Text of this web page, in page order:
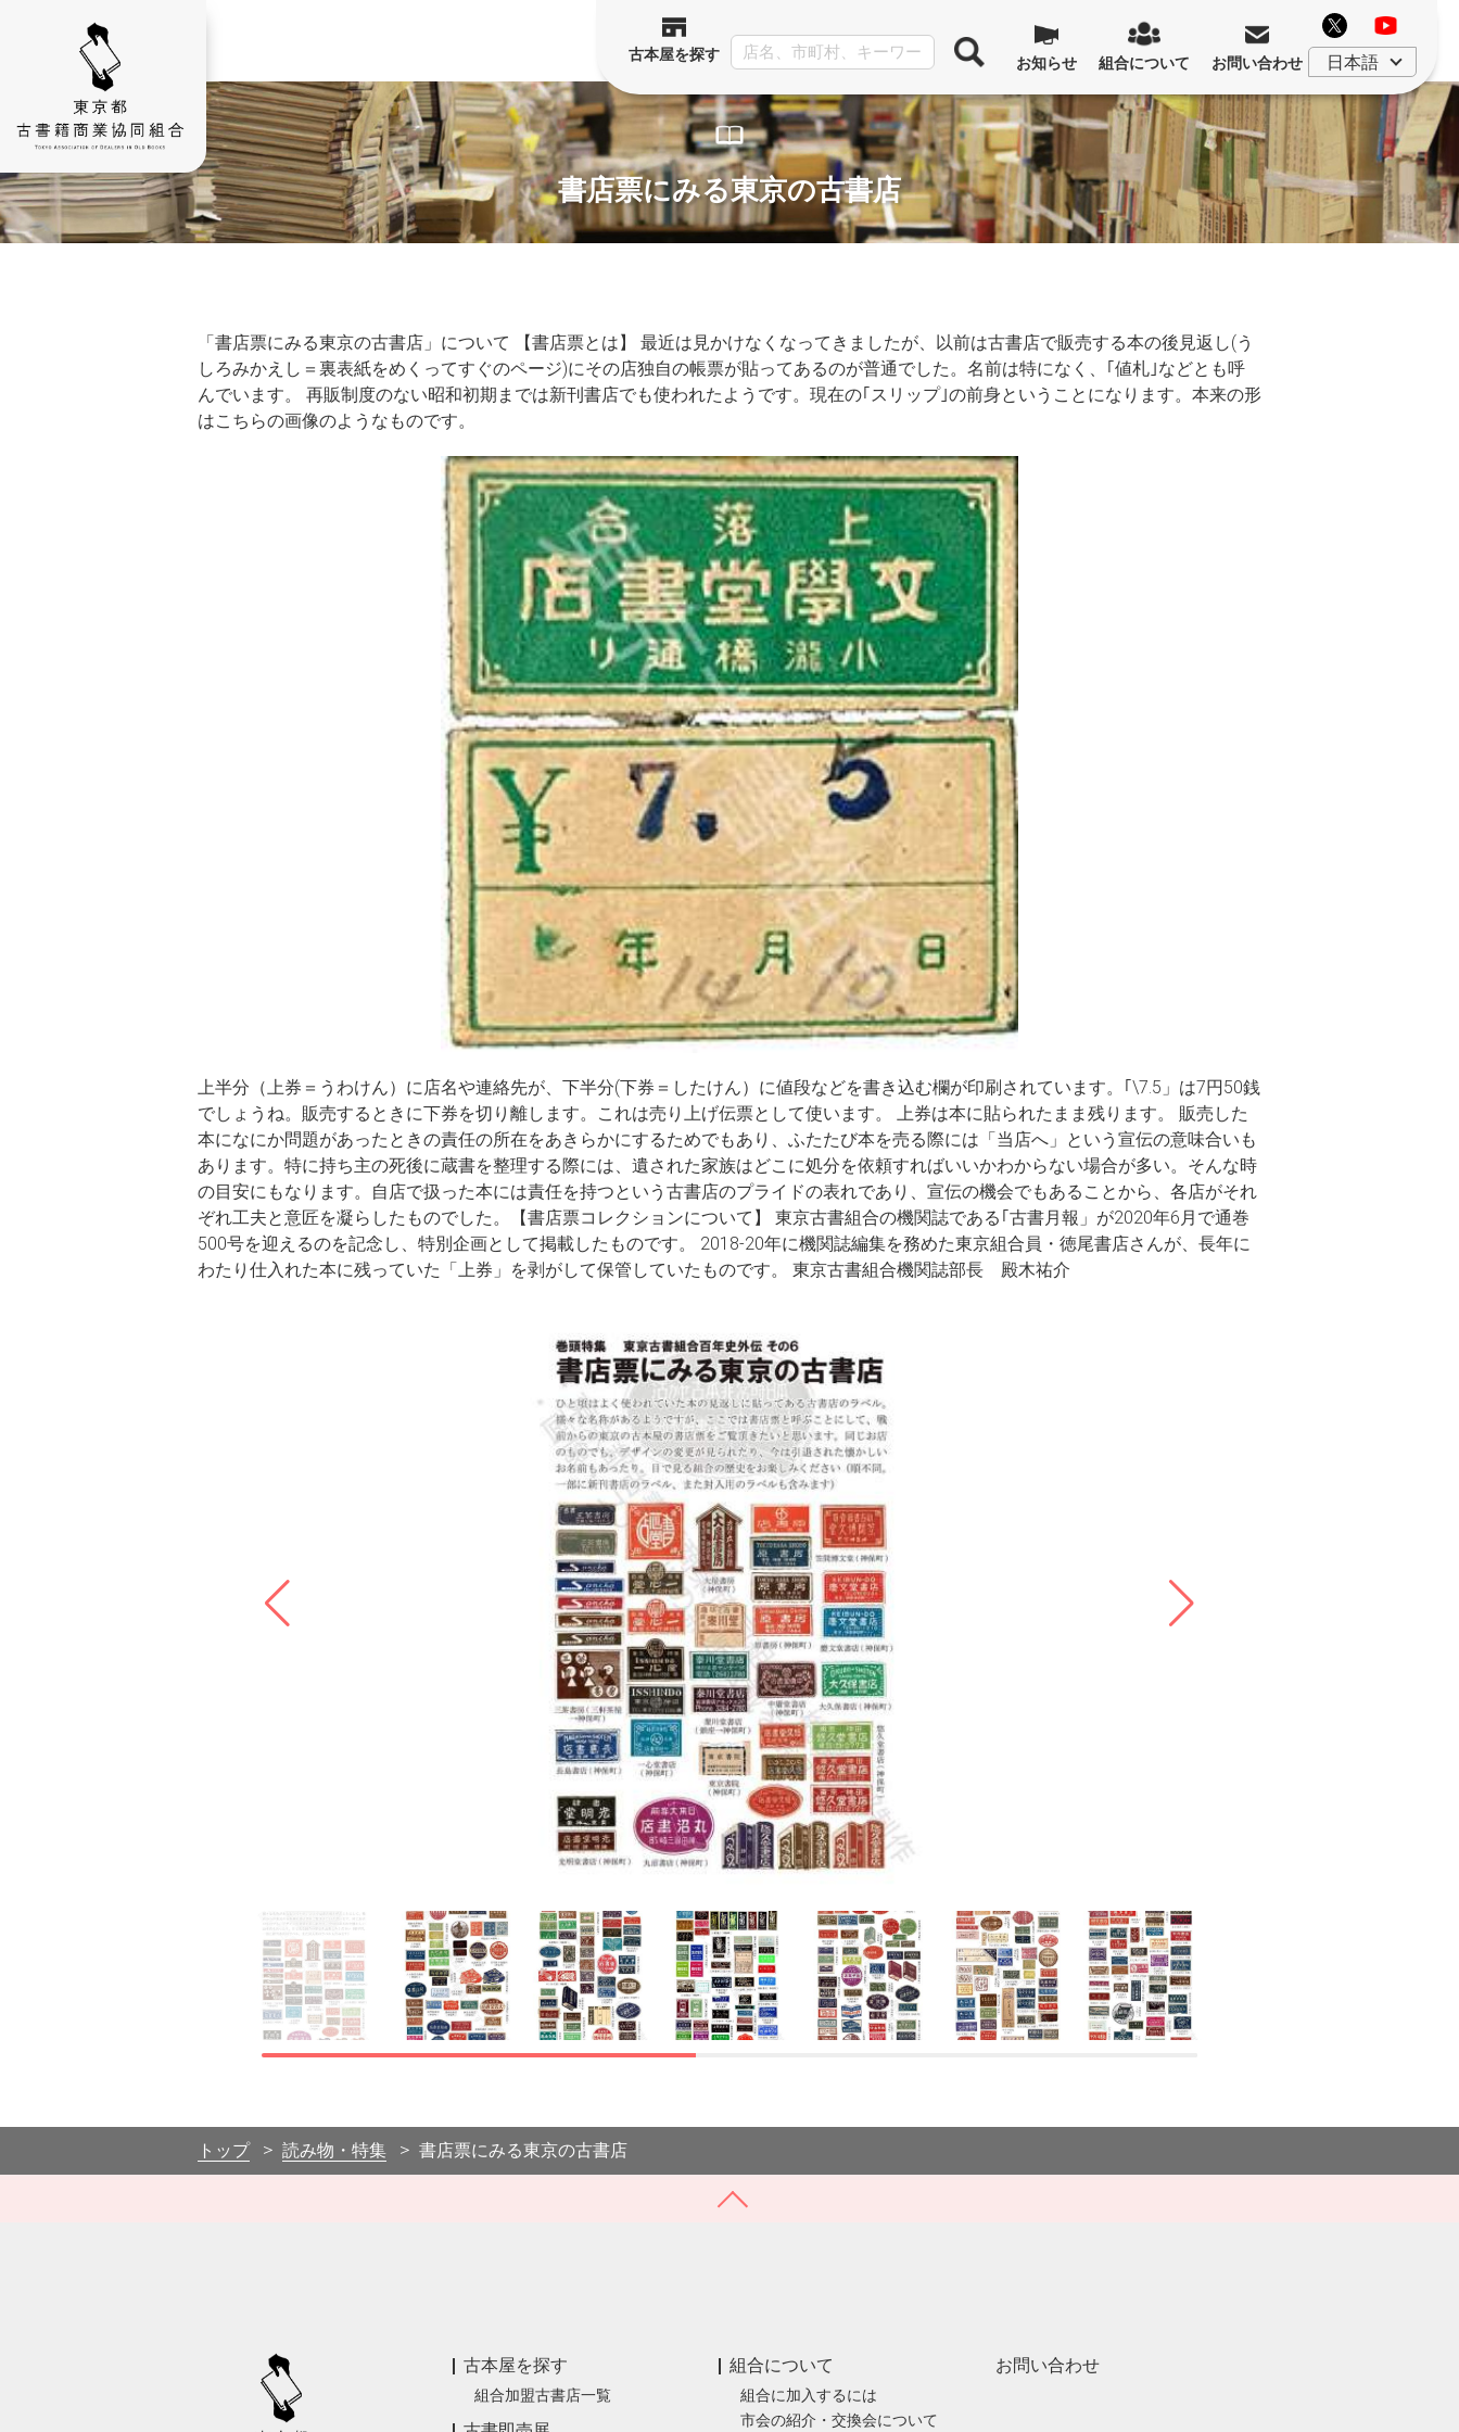
古本屋を探す お知らせ 組合について お問い合わせ
書店票にみる東京の古書店
「書店票にみる東京の古書店」について 【書店票とは】 最近は見かけなくなってきましたが、以前は古書店で販売する本の後見返し(う
しろみかえし＝裏表紙をめくってすぐのページ)にその店独自の帳票が貼ってあるのが普通でした。名前は特になく、｢値札｣などとも呼
んでいます。 再販制度のない昭和初期までは新刊書店でも使われたようです。現在の｢スリップ｣の前身ということになります。本来の形
はこちらの画像のようなものです。
上半分（上券＝うわけん）に店名や連絡先が、下半分(下券＝したけん）に値段などを書き込む欄が印刷されています。｢\7.5」は7円50銭
でしょうね。販売するときに下券を切り離します。これは売り上げ伝票として使います。 上券は本に貼られたまま残ります。 販売した
本になにか問題があったときの責任の所在をあきらかにするためでもあり、ふたたび本を売る際には「当店へ」という宣伝の意味合いも
あります。特に持ち主の死後に蔵書を整理する際には、遺された家族はどこに処分を依頼すればいいかわからない場合が多い。そんな時
の目安にもなります。自店で扱った本には責任を持つという古書店のプライドの表れであり、宣伝の機会でもあることから、各店がそれ
ぞれ工夫と意匠を凝らしたものでした。【書店票コレクションについて】 東京古書組合の機関誌である｢古書月報」が2020年6月で通巻
500号を迎えるのを記念し、特別企画として掲載したものです。 2018-20年に機関誌編集を務めた東京組合員・徳尾書店さんが、長年に
わたり仕入れた本に残っていた「上券」を剥がして保管していたものです。 東京古書組合機関誌部長 殿木祐介
トップ 読み物・特集 書店票にみる東京の古書店
古本屋を探す
組合加盟古書店一覧
組合について
組合に加入するには
市会の紹介・交換会について
お問い合わせ